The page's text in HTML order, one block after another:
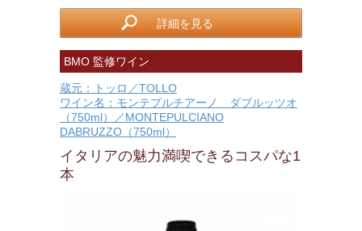
詳細を見る
BMO 監修ワイン
蔵元：トッロ／TOLLO
ワイン名：モンテプルチアーノ ダブルッツオ
（750ml）／MONTEPULCIANO
DABRUZZO（750ml）
イタリアの魅力満喫できるコスパな1
本